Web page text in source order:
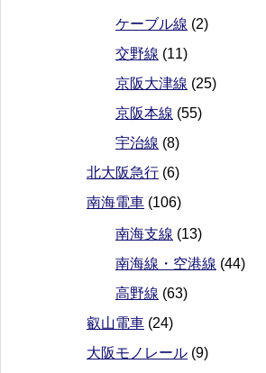
ケーブル線 (2)
交野線 (11)
京阪大津線 (25)
京阪本線 (55)
宇治線 (8)
北大阪急行 (6)
南海電車 (106)
南海支線 (13)
南海線・空港線 (44)
高野線 (63)
叡山電車 (24)
大阪モノレール (9)